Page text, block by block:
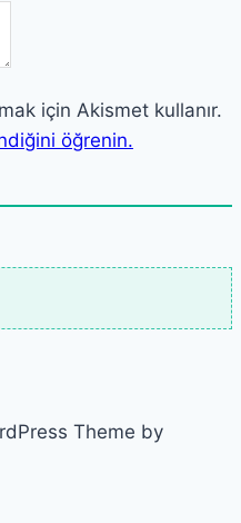
için Akismet kullanır.
öğrenin.
Theme by